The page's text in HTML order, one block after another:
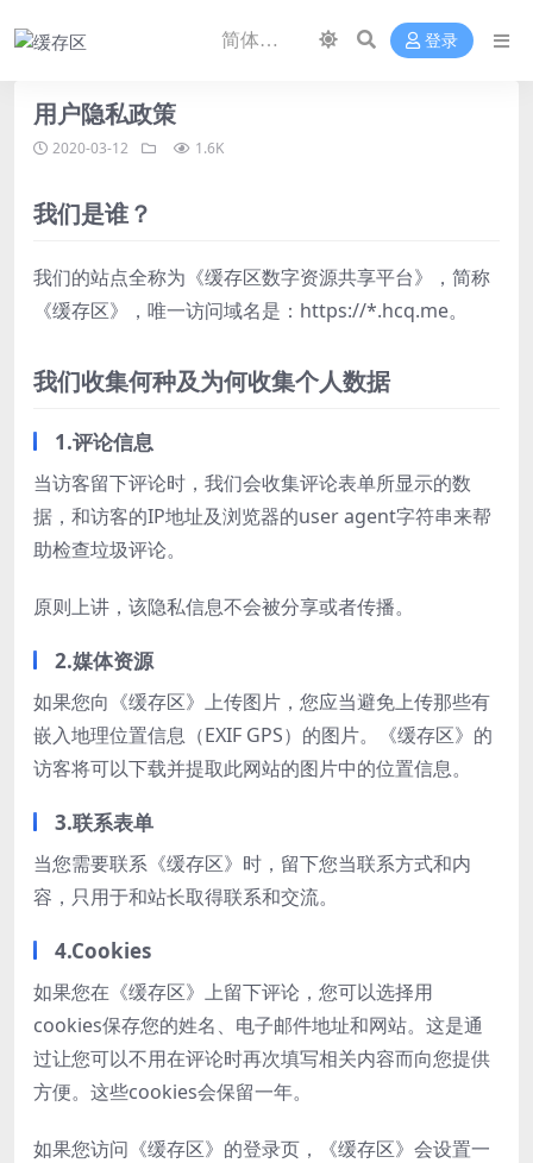
登录
用户隐私政策
2020-03-12 1.6K
我们是谁？
我们的站点全称为《缓存区数字资源共享平台》，简称
《缓存区》，唯一访问域名是：https://*.hcq.me。
我们收集何种及为何收集个人数据
1.评论信息
当访客留下评论时，我们会收集评论表单所显示的数
据，和访客的IP地址及浏览器的user agent字符串来帮
助检查垃圾评论。
原则上讲，该隐私信息不会被分享或者传播。
2.媒体资源
如果您向《缓存区》上传图片，您应当避免上传那些有
嵌入地理位置信息（EXIF GPS）的图片。《缓存区》的
访客将可以下载并提取此网站的图片中的位置信息。
3.联系表单
当您需要联系《缓存区》时，留下您当联系方式和内
容，只用于和站长取得联系和交流。
4.Cookies
如果您在《缓存区》上留下评论，您可以选择用
cookies保存您的姓名、电子邮件地址和网站。这是通
过让您可以不用在评论时再次填写相关内容而向您提供
方便。这些cookies会保留一年。
如果您访问《缓存区》的登录页，《缓存区》会设置一